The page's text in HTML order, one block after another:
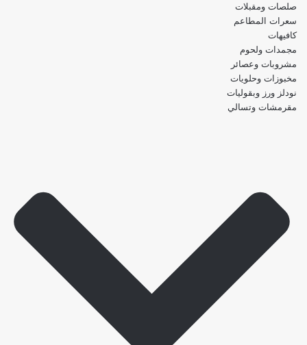
صلصات ومقبلات
سعرات المطاعم
كافيهات
مجمدات ولحوم
مشروبات وعصائر
مخبوزات وحلويات
نودلز ورز وبقوليات
مقرمشات وتسالي